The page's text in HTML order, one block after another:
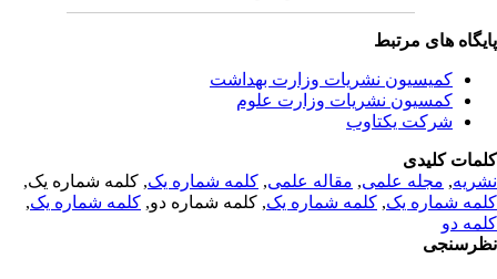
های مرتبط
کمیسیون نشریات وزارت بهداشت
کمسیون نشریات وزارت علوم
شرکت یکتاوب
کلیدی
,مجله علمی, مقاله علمی, کلمه شماره یک, کلمه شماره یک,
شماره یک,کلمه شماره یک, کلمه شماره دو,کلمه شماره یک,
دو